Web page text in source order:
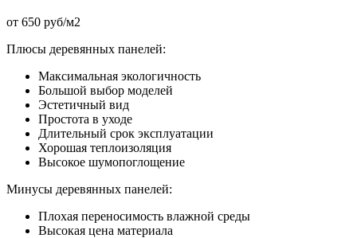
от 650 руб/м2
Плюсы деревянных панелей:
Максимальная экологичность
Большой выбор моделей
Эстетичный вид
Простота в уходе
Длительный срок эксплуатации
Хорошая теплоизоляция
Высокое шумопоглощение
Минусы деревянных панелей:
Плохая переносимость влажной среды
Высокая цена материала